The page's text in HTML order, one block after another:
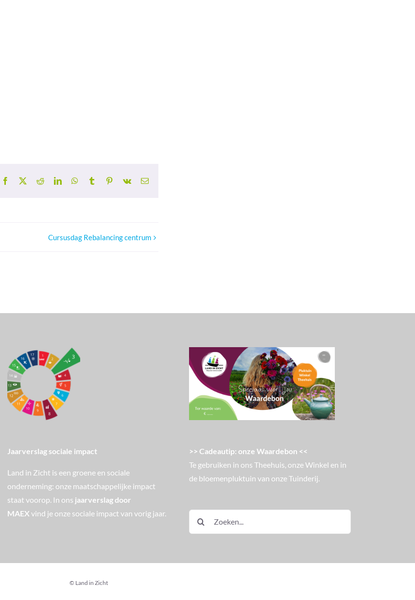
Facebook RedditLinkedInWhatsApp
Tumblr Pinterest
Vk
E-
Cursusdag Rebalancing centrum
Jaarverslag sociale impact
Land in Zicht is een groene en sociale
onderneming: onze maatschappelijke impact
staat voorop. In ons jaarverslag door
MAEX vind je onze sociale impact van vorig jaar.
>> Cadeautip: onze Waardebon <<
Te gebruiken in ons Theehuis, onze Winkel en in
de bloemenpluktuin van onze Tuinderij.
naar:
© Land in Zicht